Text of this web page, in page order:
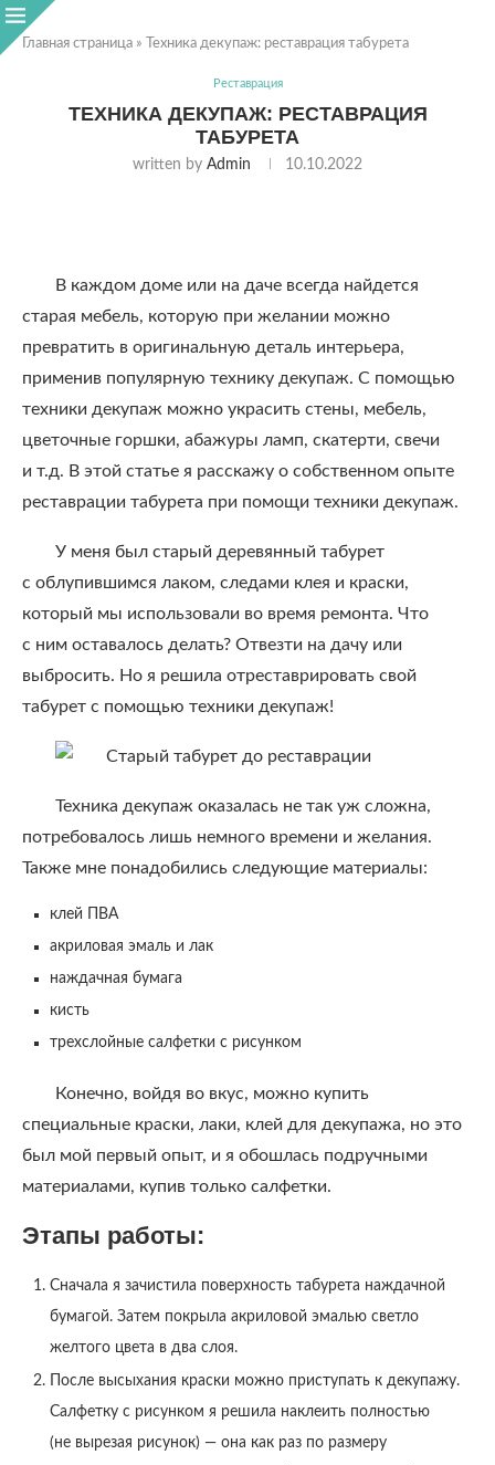
Главная страница » Техника декупаж: реставрация табурета
Реставрация
ТЕХНИКА ДЕКУПАЖ: РЕСТАВРАЦИЯ
ТАБУРЕТА
written by Admin 10.10.2022
В каждом доме или на даче всегда найдется
старая мебель, которую при желании можно
превратить в оригинальную деталь интерьера,
применив популярную технику декупаж. С помощью
техники декупаж можно украсить стены, мебель,
цветочные горшки, абажуры ламп, скатерти, свечи
и т.д. В этой статье я расскажу о собственном опыте
реставрации табурета при помощи техники декупаж.
У меня был старый деревянный табурет
с облупившимся лаком, следами клея и краски,
который мы использовали во время ремонта. Что
с ним оставалось делать? Отвезти на дачу или
выбросить. Но я решила отреставрировать свой
табурет с помощью техники декупаж!
Техника декупаж оказалась не так уж сложна,
потребовалось лишь немного времени и желания.
Также мне понадобились следующие материалы:
клей ПВА
акриловая эмаль и лак
наждачная бумага
кисть
трехслойные салфетки с рисунком
Конечно, войдя во вкус, можно купить
специальные краски, лаки, клей для декупажа, но это
был мой первый опыт, и я обошлась подручными
материалами, купив только салфетки.
Этапы работы:
Сначала я зачистила поверхность табурета наждачной
бумагой. Затем покрыла акриловой эмалью светло
желтого цвета в два слоя.
После высыхания краски можно приступать к декупажу.
Салфетку с рисунком я решила наклеить полностью
(не вырезая рисунок) — она как раз по размеру